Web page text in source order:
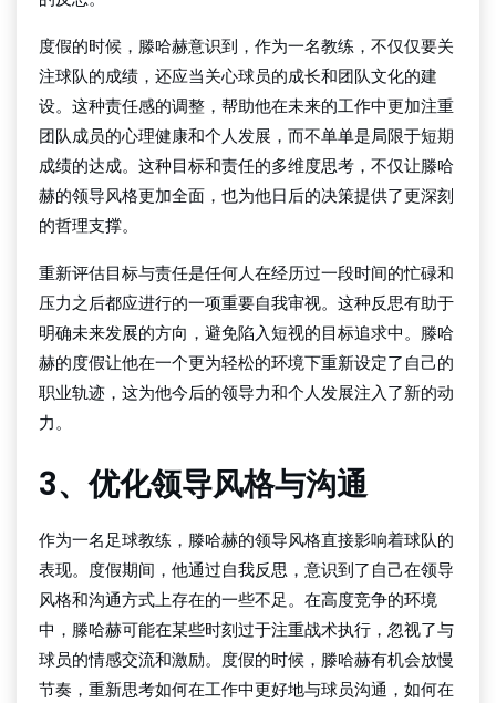
度假的时候，滕哈赫意识到，作为一名教练，不仅仅要关
注球队的成绩，还应当关心球员的成长和团队文化的建
设。这种责任感的调整，帮助他在未来的工作中更加注重
团队成员的心理健康和个人发展，而不单单是局限于短期
成绩的达成。这种目标和责任的多维度思考，不仅让滕哈
赫的领导风格更加全面，也为他日后的决策提供了更深刻
的哲理支撑。
重新评估目标与责任是任何人在经历过一段时间的忙碌和
压力之后都应进行的一项重要自我审视。这种反思有助于
明确未来发展的方向，避免陷入短视的目标追求中。滕哈
赫的度假让他在一个更为轻松的环境下重新设定了自己的
职业轨迹，这为他今后的领导力和个人发展注入了新的动
力。
3、优化领导风格与沟通
作为一名足球教练，滕哈赫的领导风格直接影响着球队的
表现。度假期间，他通过自我反思，意识到了自己在领导
风格和沟通方式上存在的一些不足。在高度竞争的环境
中，滕哈赫可能在某些时刻过于注重战术执行，忽视了与
球员的情感交流和激励。度假的时候，滕哈赫有机会放慢
节奏，重新思考如何在工作中更好地与球员沟通，如何在